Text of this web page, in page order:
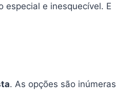
especial e inesquecível. E
. As opções são inúmeras